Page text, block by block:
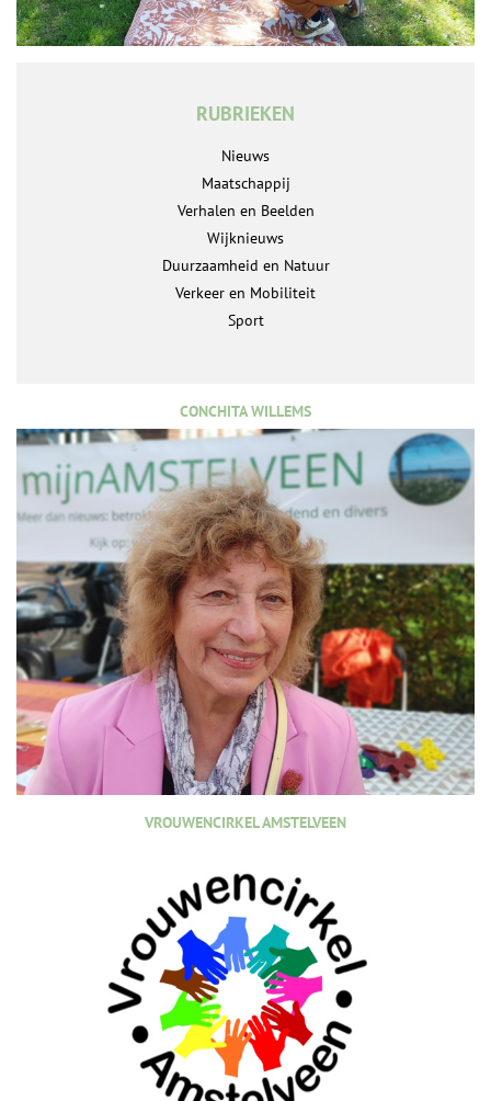
RUBRIEKEN
Nieuws
Maatschappij
Verhalen en Beelden
Wijknieuws
Duurzaamheid en Natuur
Verkeer en Mobiliteit
Sport
CONCHITA WILLEMS
VROUWENCIRKEL AMSTELVEEN